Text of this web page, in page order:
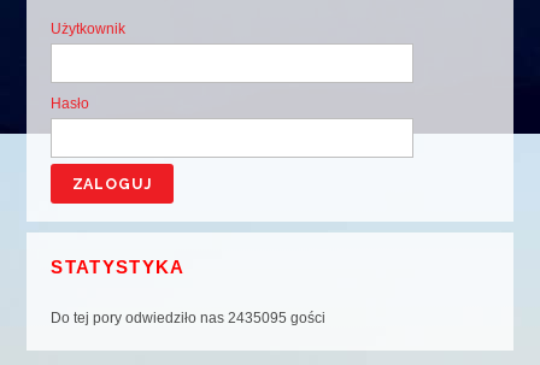
Użytkownik
Hasło
STATYSTYKA
Do tej pory odwiedziło nas 2435095 gości